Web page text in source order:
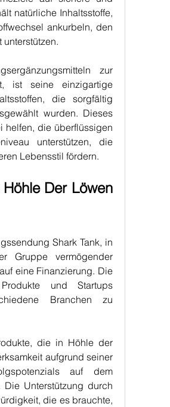
natürliche Inhaltsstoffe,
ankurbeln, den
zur
ist seine einzigartige
die sorgfältig
wurden. Dieses
helfen, die überflüssigen
unterstützen, die
Lebensstil fördern.
Der Löwen
Shark Tank, in
Gruppe vermögender
eine Finanzierung. Die
und Startups
Branchen zu
die in Höhle der
aufgrund seiner
auf dem
Die Unterstützung durch
die es brauchte,